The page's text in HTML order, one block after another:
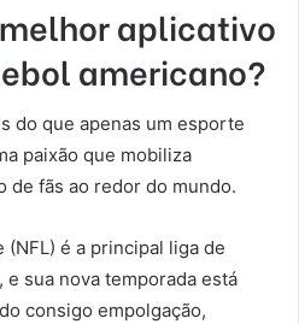
aplicativo
americano?
do que apenas um esporte
paixão que mobiliza
de fãs ao redor do mundo.
(NFL) é a principal liga de
sua nova temporada está
consigo empolgação,